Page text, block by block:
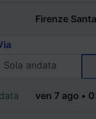
Sola andata